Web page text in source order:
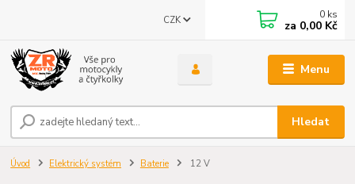
Menu
CZK
Hledat
0 ks
za 0,00 Kč
Úvod Elektrický systém Baterie 12 V